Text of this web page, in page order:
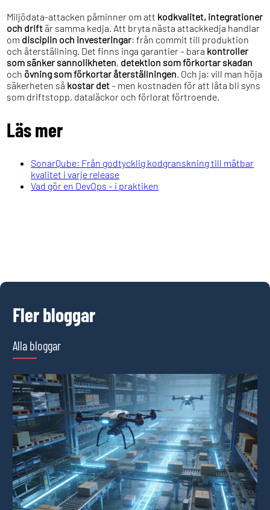
Miljödata-attacken påminner om att kodkvalitet, integrationer
och driftär samma kedja. Att bryta nästa attackkedja handlar
om disciplin och investeringar: från commit till produktion
och återställning. Det finns inga garantier – bara kontroller
som sänker sannolikheten, detektion som förkortar skadan
och övning som förkortar återställningen . Och ja: vill man höja
säkerheten så kostar det– men kostnaden för att låta bli syns
som driftstopp, dataläckor och förlorat förtroende.
Läs mer
SonarQube: Från godtycklig kodgranskning till mätbar
kvalitet i varje release
Vad gör en DevOps – i praktiken
Fler bloggar
Alla bloggar